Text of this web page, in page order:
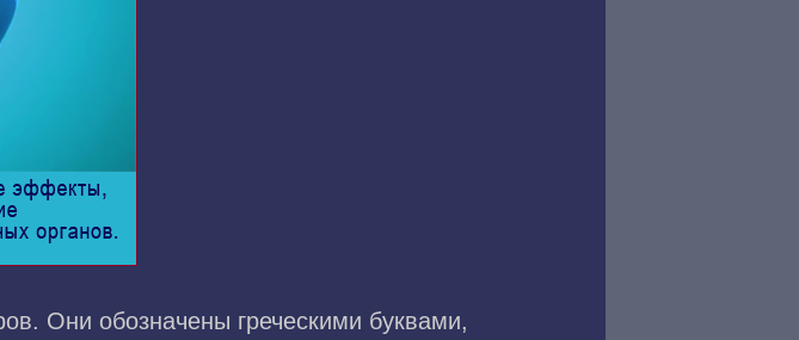
Они обозначены греческими буквами,